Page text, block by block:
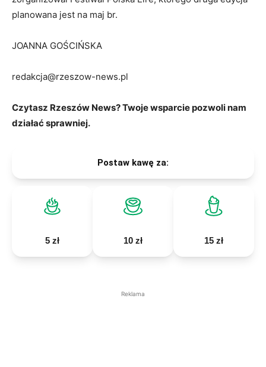
planowana jest na maj br.
JOANNA GOŚCIŃSKA
redakcja@rzeszow-news.pl
Czytasz Rzeszów News? Twoje wsparcie pozwoli nam
działać sprawniej.
Postaw kawę za:
5 zł 10 zł 15 zł
Reklama